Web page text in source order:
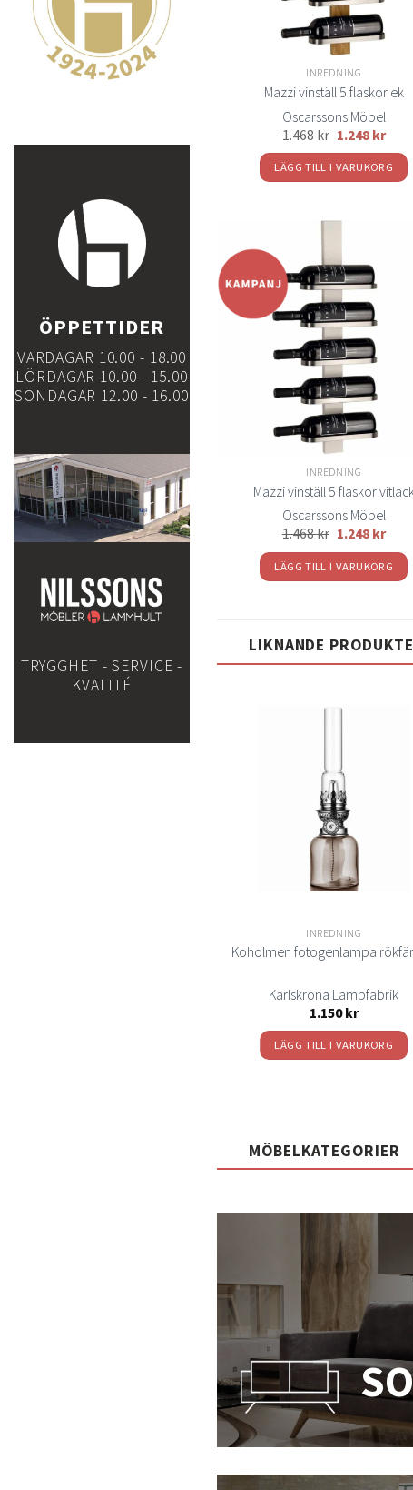
ÖPPETTIDER
VARDAGAR 10.00 - 18.00
LÖRDAGAR 10.00 - 15.00
SÖNDAGAR 12.00 - 16.00
TRYGGHET - SERVICE -
KVALITÉ
INREDNING
Mazzi vinställ 5 flaskor ek
Oscarssons Möbel
1.468kr 1.248 kr
LÄGG TILL I VARUKORG
INREDNING
Mazzi vinställ 5 flaskor
Oscarssons Möbel
1.468kr 1.248 kr
LÄGG TILL I VARUKORG
LIKNANDE
INREDNING
Koholmen fotogenlampa
Karlskrona Lampfabrik
1.150kr
LÄGG TILL I VARUKORG
MÖBELKATEGORIER